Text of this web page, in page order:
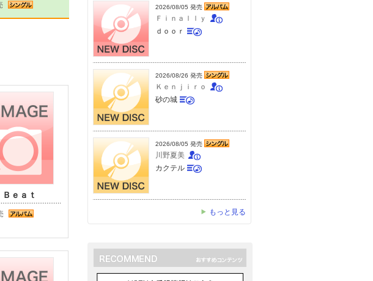
ｅａｔ
2026/08/05 発売
Ｆｉｎａｌｌｙ
ｄｏｏｒ
2026/08/26 発売
Ｋｅｎｊｉｒｏ
砂の城
2026/08/05 発売
川野夏美
カクテル
もっと見る